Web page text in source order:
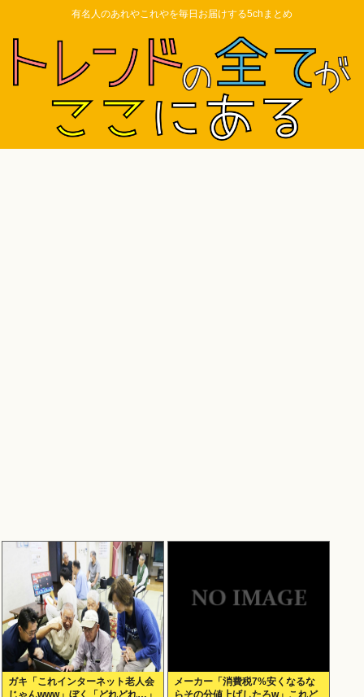
有名人のあれやこれやを毎日お届けする5chまとめ
ガキ「これインターネット老人会
じゃんwww」ぼく「どれどれ…」
メーカー「消費税7%安くなるな
らその分値上げしたろw」これど